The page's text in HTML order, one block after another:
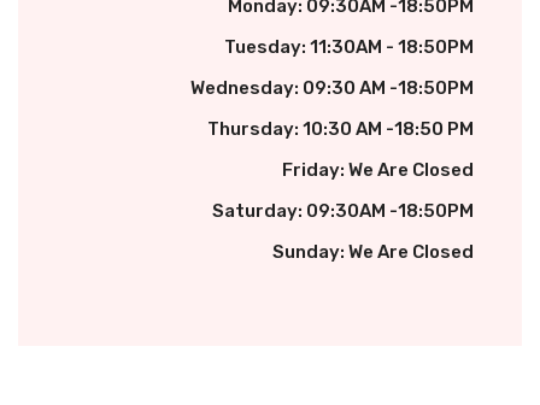
Monday: 09:30AM -18:50PM
Tuesday: 11:30AM - 18:50PM
Wednesday: 09:30 AM -18:50PM
Thursday: 10:30 AM -18:50 PM
Friday: We Are Closed
Saturday: 09:30AM -18:50PM
Sunday: We Are Closed